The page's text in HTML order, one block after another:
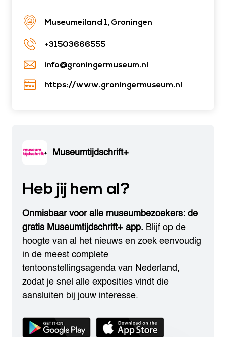
Museumeiland 1, Groningen
+31503666555
info@groningermuseum.nl
https://www.groningermuseum.nl
Museumtijdschrift+
Heb jij hem al?
Onmisbaar voor alle museumbezoekers: de
gratis Museumtijdschrift+ app. Blijf op de
hoogte van al het nieuws en zoek eenvoudig
in de meest complete
tentoonstellingsagenda van Nederland,
zodat je snel alle exposities vindt die
aansluiten bij jouw interesse.